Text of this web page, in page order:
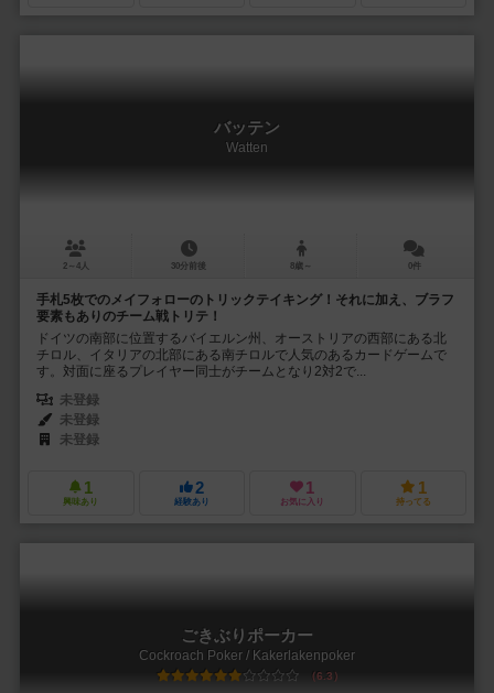
バッテン
Watten
2～4人 30分前後 8歳～ 0件
手札5枚でのメイフォローのトリックテイキング！それに加え、ブラフ
要素もありのチーム戦トリテ！
ドイツの南部に位置するバイエルン州、オーストリアの西部にある北
チロル、イタリアの北部にある南チロルで人気のあるカードゲームで
す。対面に座るプレイヤー同士がチームとなり2対2で...
未登録
未登録
未登録
1
興味あり
2
経験あり
1
お気に入り
1
持ってる
ごきぶりポーカー
Cockroach Poker / Kakerlakenpoker
6.3